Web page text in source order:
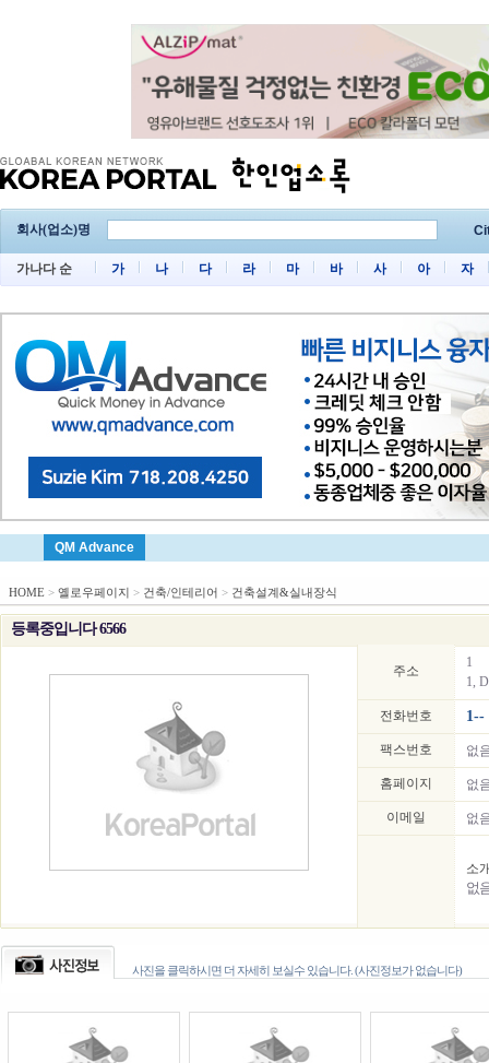
회사(업소)명
가나다 순 가 나 다 라 마 바 사 아 자
QM Advance
HOME > 옐로우페이지 > 건축/인테리어 > 건축설계&실내장식
등록중입니다 6566
주소
1
1,
전화번호 1--
팩스번호 없
홈페이지 없
이메일 없
소
없
사진을 클릭하시면 더 자세히 보실수 있습니다. (사진정보가 없습니다)